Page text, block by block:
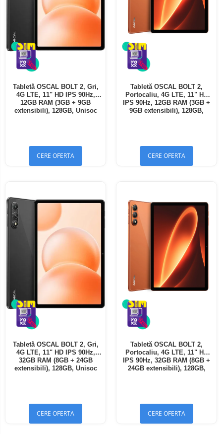
Tabletă OSCAL BOLT 2, Gri,
4G LTE, 11" HD IPS 90Hz,
12GB RAM (3GB + 9GB
extensibili), 128GB, Unisoc
CERE OFERTA
Tabletă OSCAL BOLT 2,
Portocaliu, 4G LTE, 11" HD
IPS 90Hz, 12GB RAM (3GB +
9GB extensibili), 128GB,
CERE OFERTA
Tabletă OSCAL BOLT 2, Gri,
4G LTE, 11" HD IPS 90Hz,
32GB RAM (8GB + 24GB
extensibili), 128GB, Unisoc
CERE OFERTA
Tabletă OSCAL BOLT 2,
Portocaliu, 4G LTE, 11" HD
IPS 90Hz, 32GB RAM (8GB +
24GB extensibili), 128GB,
CERE OFERTA